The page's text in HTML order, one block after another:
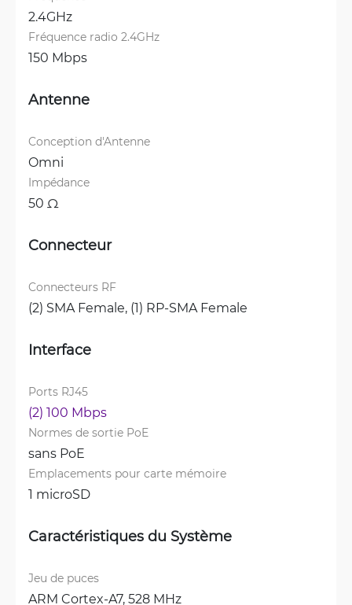
2.4GHz
Fréquence radio 2.4GHz
150 Mbps
Antenne
Conception d'Antenne
Omni
Impédance
50 Ω
Connecteur
Connecteurs RF
(2) SMA Female, (1) RP-SMA Female
Interface
Ports RJ45
(2) 100 Mbps
Normes de sortie PoE
sans PoE
Emplacements pour carte mémoire
1 microSD
Caractéristiques du Système
Jeu de puces
ARM Cortex-A7, 528 MHz